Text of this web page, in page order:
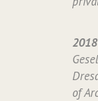
2018
of